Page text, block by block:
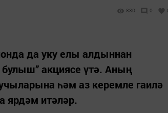
830 0
да уку елы алдыннан
акциясе үтә. Аның
һәм аз керемле гаилә
ярдәм итәләр.